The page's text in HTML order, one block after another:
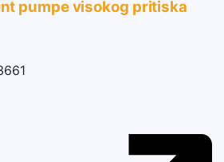
pumpe visokog pritiska